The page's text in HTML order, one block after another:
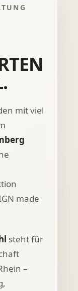
mit viel
made
steht für
–